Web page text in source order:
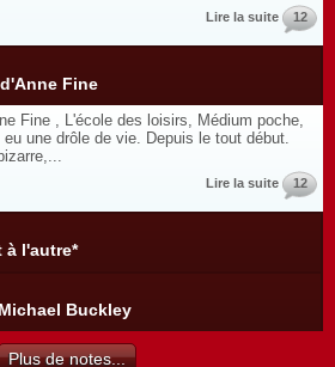
Lire la suite 12
Fine
Fine , L'école des loisirs, Médium poche,
une drôle de vie. Depuis le tout début.
Lire la suite 12
à l'autre*
Buckley
Plus de notes...